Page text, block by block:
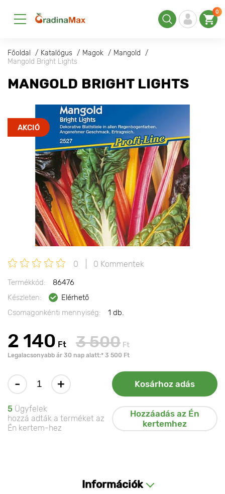
0
Főoldal Katalógus Magok
Mangold
Mangold Bright Lights
MANGOLD BRIGHT LIGHTS
AKCIÓ
0 0 Kommentek
Termékkód:
86476
Készleten:
Elérhető
Csomagonkénti mennyiség:
1 db.
2 140 Ft 3 500 Ft
Legalacsonyabb ár 30 nap alatt:* 3 500 Ft
- + Kosárhoz adás
5 Ügyfelek
hozzá adták a terméket az
Én kertem-hez
Hozzáadás az Én
kertemhez
Információk